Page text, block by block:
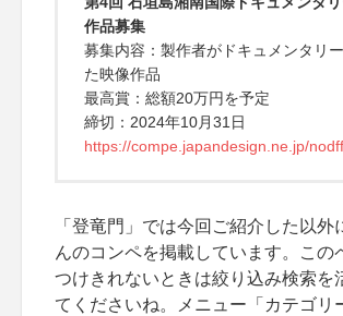
作品募集
募集内容：製作者がドキュメンタリ
た映像作品
最高賞：総額20万円を予定
締切：2024年10月31日
https://compe.japandesign.ne.jp/
「登竜門」では今回ご紹介した以外
んのコンペを掲載しています。この
つけきれないときは絞り込み検索を
てくださいね。メニュー「カテゴリ